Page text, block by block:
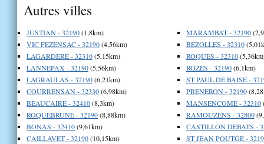
Autres villes
JUSTIAN - 32190(1,8km)
VIC FEZENSAC - 32190(4,56km)
LAGARDERE - 32310(5,15km)
LANNEPAX - 32190(5,56km)
LAGRAULAS - 32190(6,21km)
COURRENSAN - 32330(6,98km)
BEAUCAIRE - 32410(8,3km)
ROQUEBRUNE - 32190(8,88km)
BONAS - 32410(9,61km)
CAILLAVET - 32190(10,15km)
MARAMBAT - 32190
BEZOLLES - 32310
ROQUES - 32310
ROZES - 32190(6,1km)
ST PAUL DE BAISE -
PRENERON - 32190
MANSENCOME - 32310
RAMOUZENS - 32800
CASTILLON DEBATS -
ST JEAN POUTGE -